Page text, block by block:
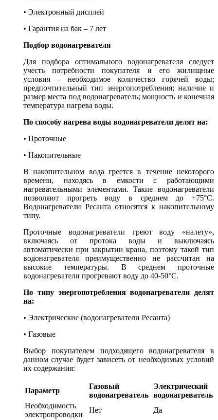
• Электронный дисплей
• Гарантия на бак – 7 лет
Подбор водонагревателя
Для подбора оптимального водонагревателя следует
учесть потребности покупателя и его жилищные
условия – необходимое количество горячей воды;
предпочтительный тип энергопотребления; наличие и
размер места под водонагреватель; мощность и конечная
температура нагрева воды.
По способу нагрева воды водонагреватели делят на:
• Проточные
• Накопительные
В накопительном вода греется в течение некоторого
времени, находясь в емкости с работающими
нагревательными элементами. Такие водонагреватели
позволяют прогреть воду в среднем до +75°С.
Водонагреватели Ресанта относятся к накопительному
типу.
Проточные водонагреватели греют воду «налету»,
включаясь от протока воды и выключаясь
автоматически при закрытии крана, поэтому такой тип
водонагревателя преимущественно не рассчитан на
высокие температуры. В среднем проточные
водонагреватели прогревают воду до 40-50°С.
По типу энергопотребления водонагреватели делят
на:
• Электрические (водонагреватели Ресанта)
• Газовые
Выбор покупателем подходящего водонагревателя в
данном случае будет зависеть от необходимых условий
их содержания:
Параметр
Газовый
водонагреватель
Электрический
водонагреватель
Необходимость
электропроводки
Нет Да